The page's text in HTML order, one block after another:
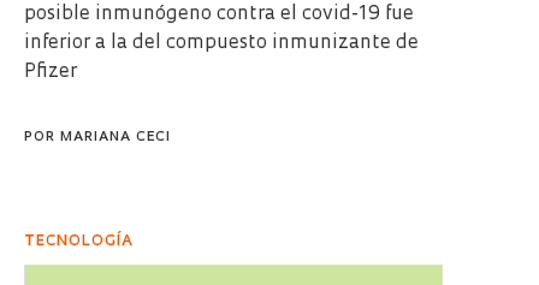
posible inmunógeno contra el covid-19 fue
inferior a la del compuesto inmunizante de
Pfizer
POR MARIANA CECI
TECNOLOGÍA